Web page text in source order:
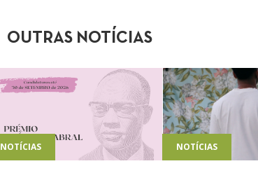
OUTRAS NOTÍCIAS
NOTÍCIAS NOTÍCIAS